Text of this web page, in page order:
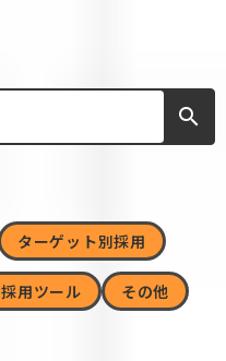
search
ターゲット別採用
採用ツール その他